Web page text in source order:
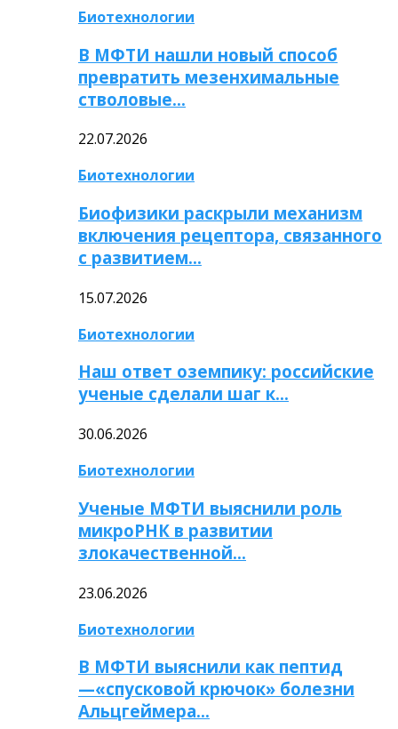
Биотехнологии
В МФТИ нашли новый способ
превратить мезенхимальные
стволовые…
22.07.2026
Биотехнологии
Биофизики раскрыли механизм
включения рецептора, связанного
с развитием…
15.07.2026
Биотехнологии
Наш ответ оземпику: российские
ученые сделали шаг к…
30.06.2026
Биотехнологии
Ученые МФТИ выяснили роль
микроРНК в развитии
злокачественной…
23.06.2026
Биотехнологии
В МФТИ выяснили как пептид
—«спусковой крючок» болезни
Альцгеймера…